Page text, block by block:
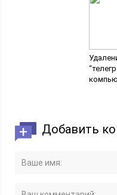
Добавить